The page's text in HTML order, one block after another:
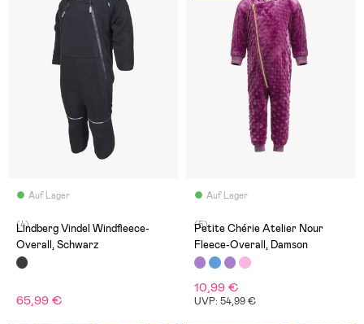
Auf Lager
(4)
Lindberg Vindel Windfleece-
Overall, Schwarz
65,99 €
Auf Lager
(5)
Petite Chérie Atelier Nour
Fleece-Overall, Damson
10,99 €
UVP: 54,99 €